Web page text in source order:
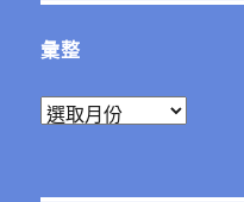
彙整
彙